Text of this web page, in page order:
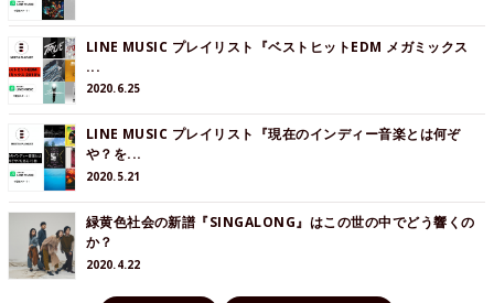
LINE MUSIC プレイリスト『ベストヒットEDM メガミックス
...
2020.6.25
LINE MUSIC プレイリスト『現在のインディー音楽とは何ぞ
や？を...
2020.5.21
緑黄色社会の新譜『SINGALONG』はこの世の中でどう響くの
か？
2020.4.22